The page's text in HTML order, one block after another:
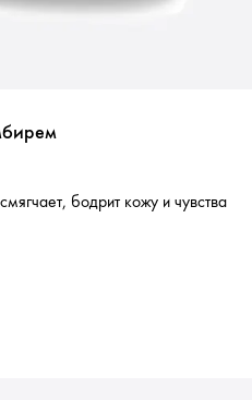
бодрит кожу и чувства